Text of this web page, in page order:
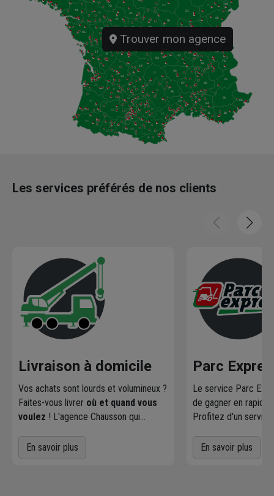
Trouver mon agence
Les services préférés de nos clients
Livraison à domicile
Vos achats sont lourds et volumineux ?
Faites-vous livrer où et quand vous
voulez ! L'agence Chausson qui
pour fixer lemeilleur créneau
livraison. Bonus : Nous livrons jusqu'au
En savoir plus
Parc
Le service Parc
de gagner en
Profitez d'un
achats courants.
En savoir plus